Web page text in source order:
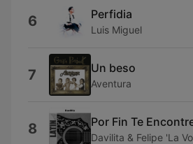
6 Perfidia
Luis Miguel
7 Un beso
Aventura
8 Por Fin Te
Davilita & Felipe 'La